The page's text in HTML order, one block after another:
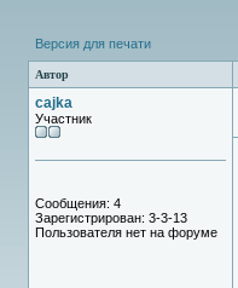
Версия для печати
Автор
cajka
Участник
Сообщения: 4
Зарегистрирован: 3-3-13
Пользователя нет на форуме